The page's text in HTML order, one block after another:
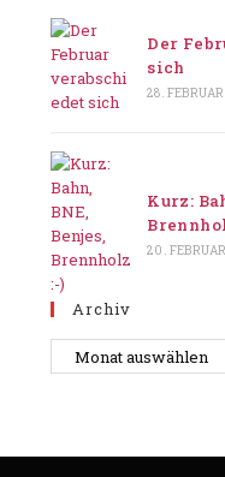
Der
sich
28.
Kurz:
20.
Archiv